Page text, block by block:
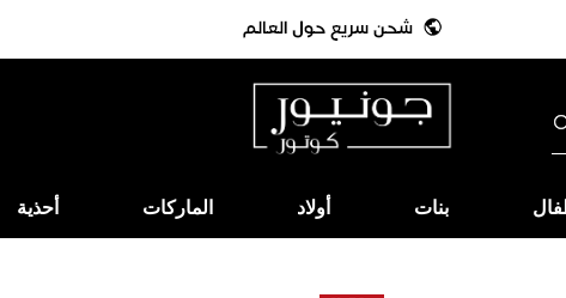
بنات أولاد الماركات أحذية